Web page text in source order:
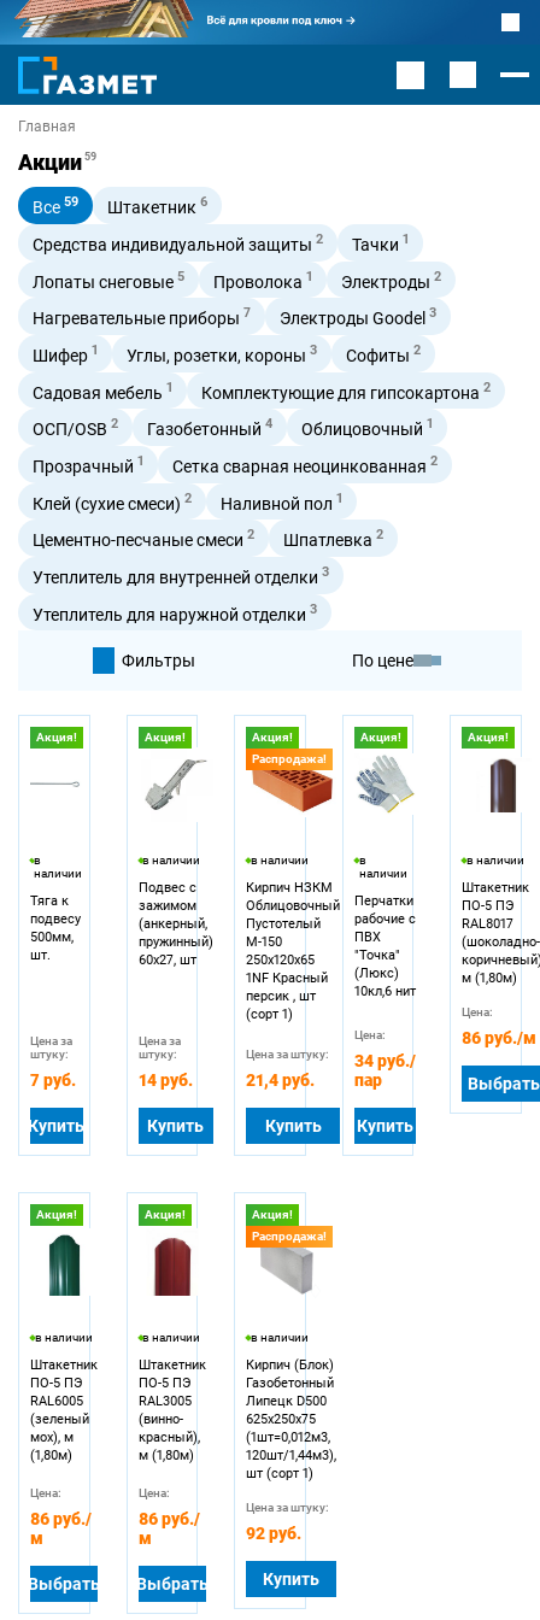
Главная
Акции59
Все 59 Штакетник 6
Средства индивидуальной защиты 2 Тачки 1
Лопаты снеговые 5 Проволока 1 Электроды 2
Нагревательные приборы 7 Электроды Goodel 3
Шифер 1 Углы, розетки, короны 3 Софиты 2
Садовая мебель 1 Комплектующие для гипсокартона 2
ОСП/OSB 2 Газобетонный 4 Облицовочный 1
Прозрачный 1 Сетка сварная неоцинкованная 2
Клей (сухие смеси) 2 Наливной пол 1
Цементно-песчаные смеси 2 Шпатлевка 2
Утеплитель для внутренней отделки 3
Утеплитель для наружной отделки 3
По умолчанию
По цене
По цене
Фильтры
Акция!
в
наличии
Тяга к
подвесу
500мм,
шт.
Цена за
штуку:
7 руб.
Купить
Акция!
в наличии
Подвес с
зажимом
(анкерный,
пружинный)
60х27, шт
Цена за
штуку:
14 руб.
Купить
Акция!
Распродажа!
в наличии
Кирпич НЗКМ
Облицовочный
Пустотелый
М-150
250х120х65
1NF Красный
персик , шт
(сорт 1)
Цена за штуку:
21,4 руб.
Купить
Акция!
в
наличии
Перчатки
рабочие с
ПВХ
"Точка"
(Люкс)
10кл,6 нит
Цена:
34 руб./
пар
Купить
Акция!
в наличии
Штакетник
ПО-5 ПЭ
RAL8017
(шоколадно-
м (1,80м)
Цена:
86 руб./м
Выбрать
Акция!
в наличии
Штакетник
ПО-5 ПЭ
RAL6005
(зеленый
мох), м
(1,80м)
Цена:
86 руб./
м
Выбрать
Акция!
в наличии
Штакетник
ПО-5 ПЭ
RAL3005
(винно-
красный),
м (1,80м)
Цена:
86 руб./
м
Выбрать
Акция!
Распродажа!
в наличии
Кирпич (Блок)
Газобетонный
Липецк D500
625х250х75
(1шт=0,012м3,
120шт/1,44м3),
шт (сорт 1)
Цена за штуку:
92 руб.
Купить